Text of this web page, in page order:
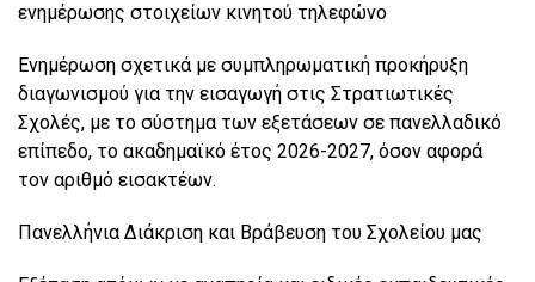
ενημέρωσης στοιχείων κινητού τηλεφώνο
Ενημέρωση σχετικά με συμπληρωματική προκήρυξη
διαγωνισμού για την εισαγωγή στις Στρατιωτικές
Σχολές, με το σύστημα των εξετάσεων σε πανελλαδικό
επίπεδο, το ακαδημαϊκό έτος 2026-2027, όσον αφορά
τον αριθμό εισακτέων.
Πανελλήνια Διάκριση και Βράβευση του Σχολείου μας